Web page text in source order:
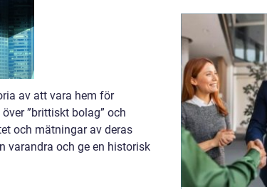
av att vara hem för
”brittiskt bolag” och
och mätningar av deras
varandra och ge en historisk
frigöra pengar ur
föremål som
oanvända i lå...